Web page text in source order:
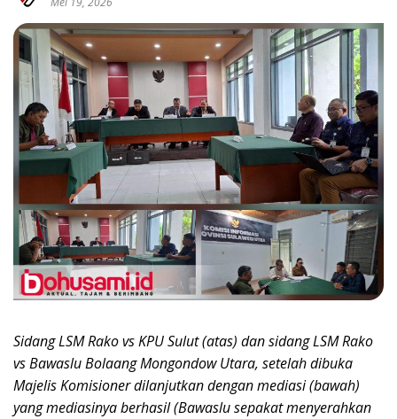
Sidang LSM Rako vs KPU Sulut (atas) dan sidang LSM Rako
vs Bawaslu Bolaang Mongondow Utara, setelah dibuka
Majelis Komisioner dilanjutkan dengan mediasi (bawah)
yang mediasinya berhasil (Bawaslu sepakat menyerahkan